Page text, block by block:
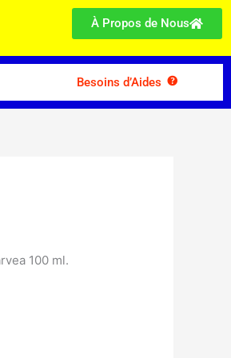
À Propos de Nous
Besoins d’Aides
100 ml.